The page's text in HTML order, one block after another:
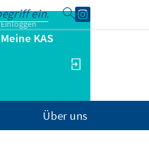
Einloggen
Meine KAS
Über uns